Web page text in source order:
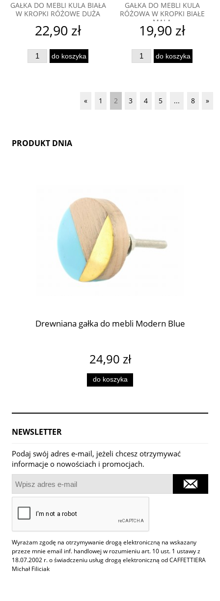
GAŁKA DO MEBLI KULA BIAŁA
W KROPKI RÓŻOWE DUŻA
22,90 zł
do koszyka
GAŁKA DO MEBLI KULA
RÓŻOWA W KROPKI BIAŁE
MAŁA
19,90 zł
do koszyka
« 1 2 3 4 5 ... 8 »
PRODUKT DNIA
Drewniana gałka do mebli Modern Blue
24,90 zł
do koszyka
NEWSLETTER
Podaj swój adres e-mail, jeżeli chcesz otrzymywać
informacje o nowościach i promocjach.
Wyrażam zgodę na otrzymywanie drogą elektroniczną na wskazany
przeze mnie email inf. handlowej w rozumieniu art. 10 ust. 1 ustawy z
18.07.2002 r. o świadczeniu usług drogą elektroniczną od CAFFETTIERA
Michał Filiciak